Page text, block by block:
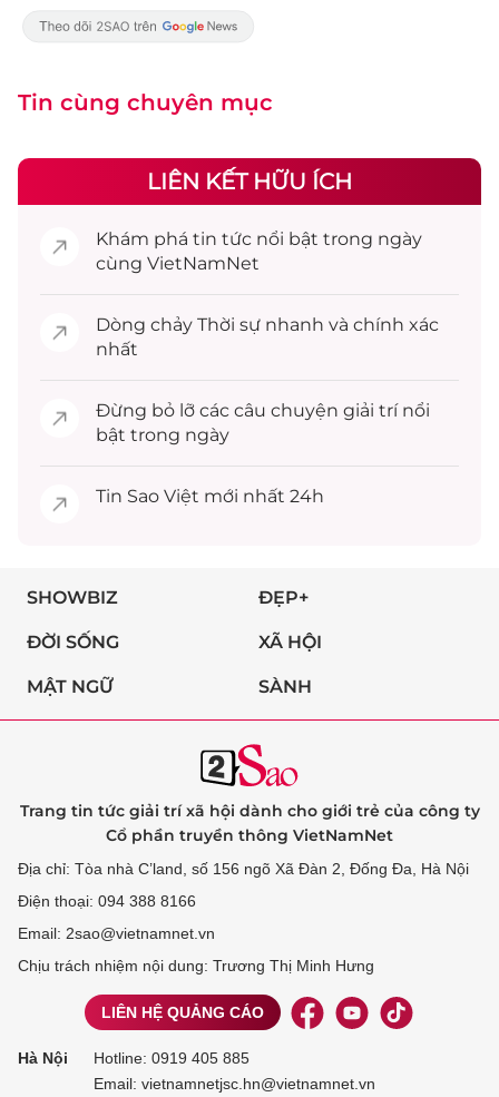
Tin cùng chuyên mục
LIÊN KẾT HỮU ÍCH
Khám phá tin tức nổi bật trong ngày
cùng VietNamNet
Dòng chảy Thời sự nhanh và chính xác
nhất
Đừng bỏ lỡ các câu chuyện giải trínổi
bật trong ngày
Tin Sao Việt mới nhất 24h
SHOWBIZ ĐẸP+
ĐỜI SỐNG XÃ HỘI
MẬT NGỮ SÀNH
Trang tin tức giải trí xã hội dành cho giới trẻ của công ty
Cổ phần truyền thông VietNamNet
Địa chỉ: Tòa nhà C’land, số 156 ngõ Xã Đàn 2, Đống Đa, Hà Nội
Điện thoại: 094 388 8166
Email: 2sao@vietnamnet.vn
Chịu trách nhiệm nội dung: Trương Thị Minh Hưng
LIÊN HỆ QUẢNG CÁO
Hà Nội Hotline: 0919 405 885
Email: vietnamnetjsc.hn@vietnamnet.vn